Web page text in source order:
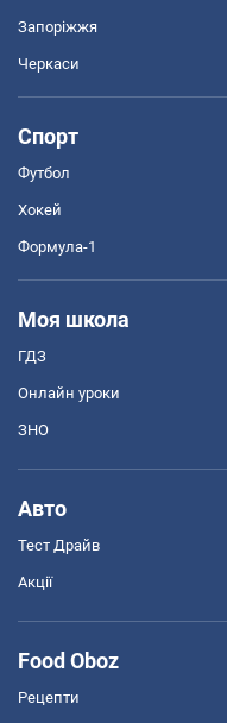
Запоріжжя
Черкаси
Спорт
Футбол
Хокей
Формула-1
Моя школа
ГДЗ
Онлайн уроки
ЗНО
Авто
Тест Драйв
Акції
Food Oboz
Рецепти